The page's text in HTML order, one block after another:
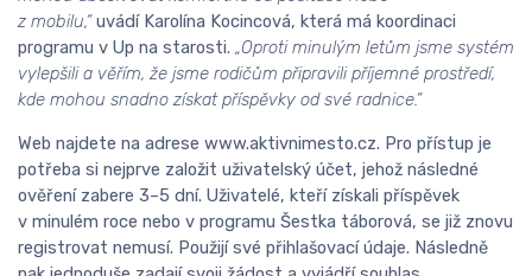
z mobilu,“uvádí Karolína Kocincová, která má koordinaci
programu v Up na starosti. „Oproti minulým letům jsme systém
vylepšili a věřím, že jsme rodičům připravili příjemné prostředí,
kde mohou snadno získat příspěvky od své radnice.“
Web najdete na adrese www.aktivnimesto.cz. Pro přístup je
potřeba si nejprve založit uživatelský účet, jehož následné
ověření zabere 3–5 dní. Uživatelé, kteří získali příspěvek
v minulém roce nebo v programu Šestka táborová, se již znovu
registrovat nemusí. Použijí své přihlašovací údaje. Následně